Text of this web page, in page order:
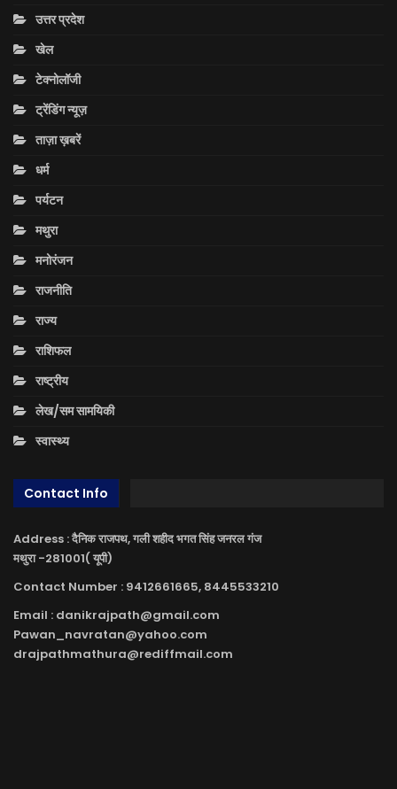
उत्तर प्रदेश
खेल
टेक्नोलॉजी
ट्रेंडिंग न्यूज़
ताज़ा ख़बरें
धर्म
पर्यटन
मथुरा
मनोरंजन
राजनीति
राज्य
राशिफल
राष्ट्रीय
लेख/सम सामयिकी
स्वास्थ्य
Contact Info
Address : दैनिक राजपथ, गली शहीद भगत सिंह जनरल गंज
मथुरा -281001( यूपी)
Contact Number : 9412661665, 8445533210
Email : danikrajpath@gmail.com
Pawan_navratan@yahoo.com
drajpathmathura@rediffmail.com